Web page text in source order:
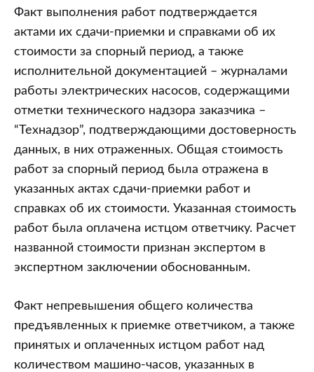
Факт выполнения работ подтверждается
актами их сдачи-приемки и справками об их
стоимости за спорный период, а также
исполнительной документацией – журналами
работы электрических насосов, содержащими
отметки технического надзора заказчика –
“Технадзор”, подтверждающими достоверность
данных, в них отраженных. Общая стоимость
работ за спорный период была отражена в
указанных актах сдачи-приемки работ и
справках об их стоимости. Указанная стоимость
работ была оплачена истцом ответчику. Расчет
названной стоимости признан экспертом в
экспертном заключении обоснованным.
Факт непревышения общего количества
предъявленных к приемке ответчиком, а также
принятых и оплаченных истцом работ над
количеством машино-часов, указанных в